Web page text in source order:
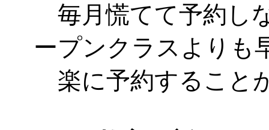
毎月慌てて予約し
ープンクラスよりも
楽に予約すること